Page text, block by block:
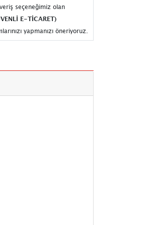
seçeneğimiz olan
E-TİCARET)
yapmanızı öneriyoruz.